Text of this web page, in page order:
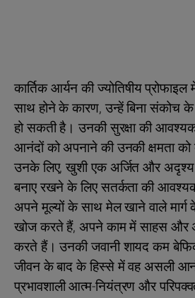
कार्तिक आर्यन की ज्योतिषीय
साथ होने के कारण, उन्हें बिना संकोच
हो सकती है। उनकी सुरक्षा की
आनंदों को अपनाने की उनकी क्षमता
उनके लिए, खुशी एक अर्जित और
बनाए रखने के लिए सतर्कता की
अपने मूल्यों के साथ मेल खाने वाले मार्ग
खोज करते हैं, अपने काम में साहस और
करते हैं। उनकी जवानी शायद कम
जीवन के बाद के हिस्से में वह असली
प्रभावशाली आत्म-नियंत्रण और